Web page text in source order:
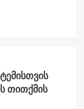
თითქმის